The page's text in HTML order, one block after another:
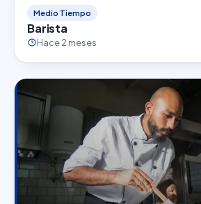
Medio Tiempo
Barista
Hace 2 meses